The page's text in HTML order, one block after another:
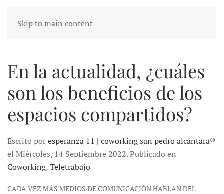
Skip to main content
En la actualidad, ¿cuáles
son los beneficios de los
espacios compartidos?
Escrito poresperanza 11 | coworking san pedro alcántara®
el Miércoles, 14 Septiembre 2022. Publicado en
Coworking,Teletrabajo
CADA VEZ MÁS MEDIOS DE COMUNICACIÓN HABLAN DEL